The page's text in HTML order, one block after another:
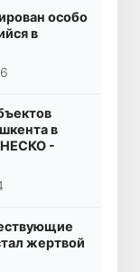
особо
в
в
-
жертвой